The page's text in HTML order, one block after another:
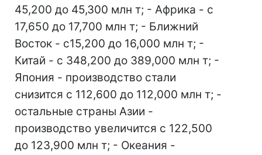
45,200 до 45,300 млн т; - Африка - с
17,650 до 17,700 млн т; - Ближний
Восток - с15,200 до 16,000 млн т; -
Китай - с 348,200 до 389,000 млн т; -
Япония - производство стали
снизится с 112,600 до 112,000 млн т; -
остальные страны Азии -
производство увеличится с 122,500
до 123,900 млн т; - Океания -